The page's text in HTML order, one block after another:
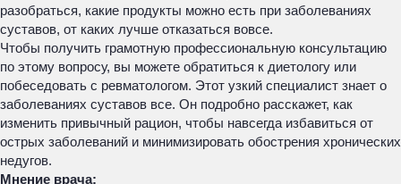
разобраться, какие продукты можно есть при заболеваниях
суставов, от каких лучше отказаться вовсе.
Чтобы получить грамотную профессиональную консультацию
по этому вопросу, вы можете обратиться к диетологу или
побеседовать с ревматологом. Этот узкий специалист знает о
заболеваниях суставов все. Он подробно расскажет, как
изменить привычный рацион, чтобы навсегда избавиться от
острых заболеваний и минимизировать обострения хронических
недугов.
Мнение врача: